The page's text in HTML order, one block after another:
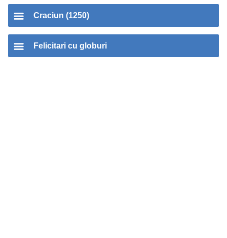
Craciun (1250)
Felicitari cu globuri